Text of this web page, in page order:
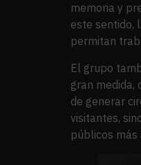
memoria y
este sentido,
permitan
El grupo
gran medida,
de generar
visitantes,
públicos más